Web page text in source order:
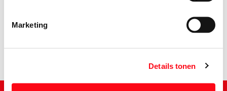
Marketing
Details tonen
1.